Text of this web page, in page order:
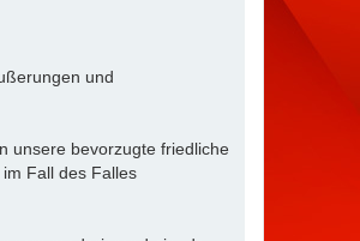
und
unsere bevorzugte friedliche
Fall des Falles